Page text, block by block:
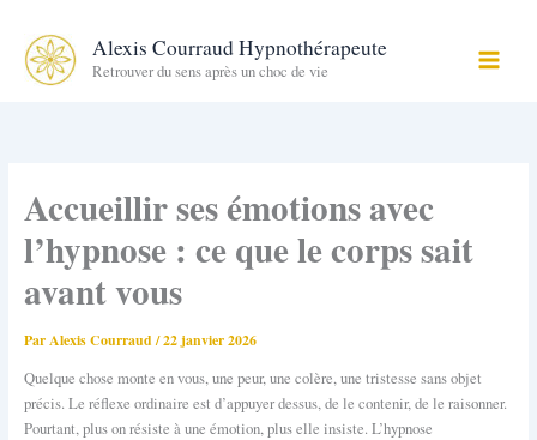
contenu
Alexis Courraud Hypnothérapeute
Retrouver du sens après un choc de vie
Accueillir ses émotions avec
l’hypnose : ce que le corps sait
avant vous
ParAlexis Courraud/22 janvier 2026
Quelque chose monte en vous, une peur, une colère, une tristesse sans objet
précis. Le réflexe ordinaire est d’appuyer dessus, de le contenir, de le raisonner.
Pourtant, plus on résiste à une émotion, plus elle insiste. L’hypnose